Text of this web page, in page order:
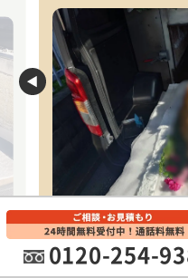
個別火
0120-254-